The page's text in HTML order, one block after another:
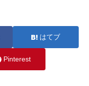
はてブ
Pinterest